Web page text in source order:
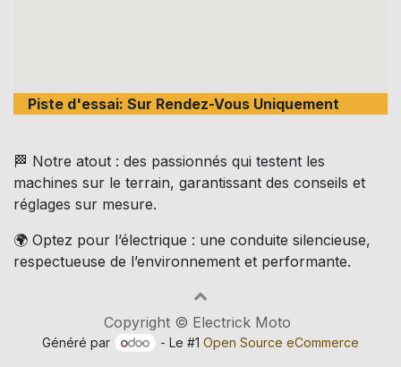
Piste d'essai: Sur Rendez-Vous Uniquement
🏁 Notre atout : des passionnés qui testent les
machines sur le terrain, garantissant des conseils et
réglages sur mesure.
🌍 Optez pour l’électrique : une conduite silencieuse,
respectueuse de l’environnement et performante.
Copyright © Electrick Moto
Généré par - Le #1Open Source eCommerce